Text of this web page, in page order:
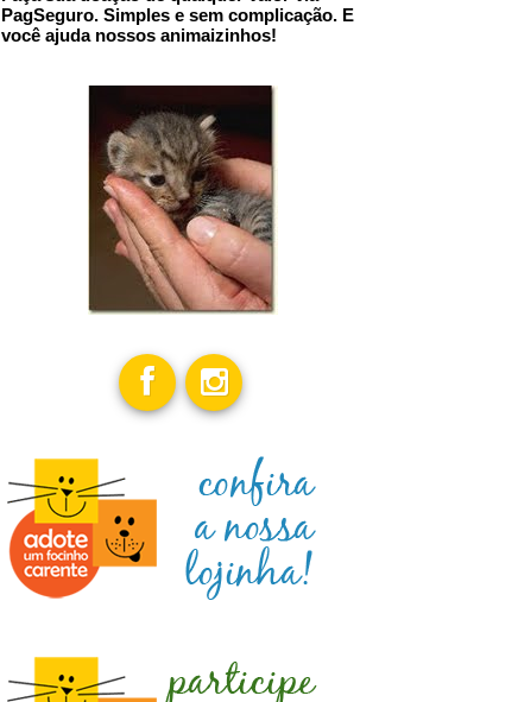
PagSeguro. Simples e sem complicação. E
você ajuda nossos animaizinhos!